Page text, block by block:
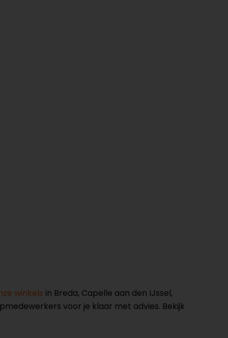
winkels in Breda, Capelle aan den IJssel,
voor je klaar met advies. Bekijk